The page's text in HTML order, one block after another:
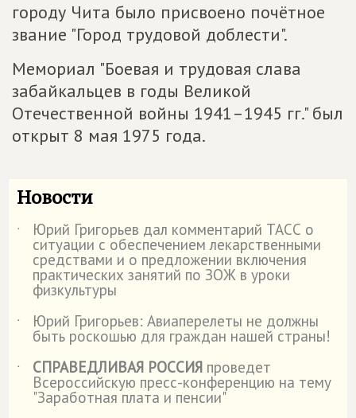
городу Чита было присвоено почётное
звание "Город трудовой доблести".
Мемориал "Боевая и трудовая слава
забайкальцев в годы Великой
Отечественной войны 1941–1945 гг." был
открыт 8 мая 1975 года.
Новости
˙ Юрий Григорьев дал комментарий ТАСС о
ситуации с обеспечением лекарственными
средствами и о предложении включения
практических занятий по ЗОЖ в уроки
физкультуры
˙
Юрий Григорьев: Авиаперелеты не должны
быть роскошью для граждан нашей страны!
˙
СПРАВЕДЛИВАЯ РОССИЯ проведет
Всероссийскую пресс-конференцию на тему
"Заработная плата и пенсии"